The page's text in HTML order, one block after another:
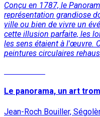
Conçu en 1787, le
représentation grandiose
ville ou bien de vivre un
cette illusion parfaite, les
les sens étaient à l'œuvre.
peintures circulaires
Le panorama, un art
Jean-Roch Bouiller,